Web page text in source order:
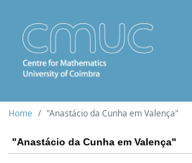
Home "Anastácio da Cunha em Valença"
"Anastácio da Cunha em Valença"